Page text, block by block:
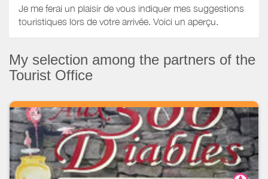
Je me ferai un plaisir de vous indiquer mes suggestions
touristiques lors de votre arrivée. Voici un aperçu.
My selection among the partners of the
Tourist Office